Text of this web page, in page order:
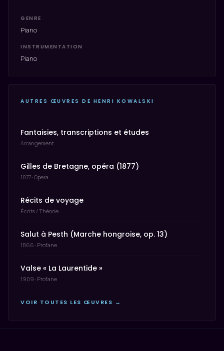
GENRE
Piano
INSTRUMENTATION
Piano
AUTRES ŒUVRES DE HENRI KOWALSKI
Fantaisies, transcriptions et études
Arrangement
Gilles de Bretagne, opéra (1877)
1877 · Opera
Récits de voyage
Écrits / Théorie
Salut à Pesth (Marche hongroise, op. 13)
1866 · Profane
Valse « La Laurentide »
1909 · Profane
VOIR TOUTES LES ŒUVRES →